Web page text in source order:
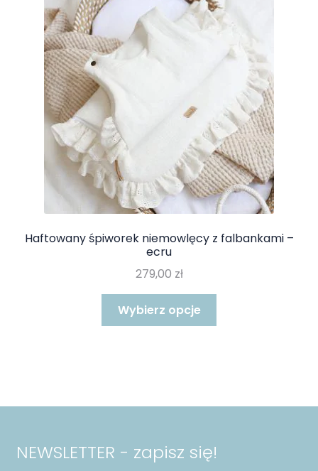
Haftowany śpiworek niemowlęcy z falbankami –
ecru
279,00 zł
Wybierz opcje
można
NEWSLETTER - zapisz się!